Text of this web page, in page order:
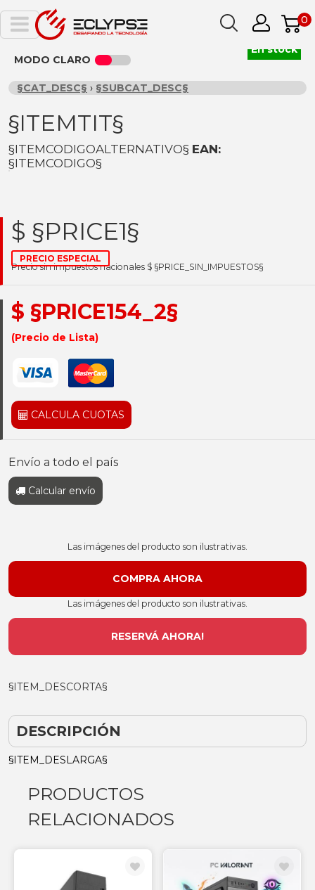
0
MODO CLARO
§CAT_DESC§ › §SUBCAT_DESC§
§ITEMTIT§
§ITEMCODIGOALTERNATIVO§ EAN:
§ITEMCODIGO§
$ §PRICE1§
PRECIO ESPECIAL
Precio sin impuestos nacionales $ §PRICE_SIN_IMPUESTOS§
$ §PRICE154_2§
(Precio de Lista)
CALCULA CUOTAS
Envío a todo el país
Calcular envío
En stock
Las imágenes del producto son ilustrativas.
Las imágenes del producto son ilustrativas.
RESERVÁ AHORA!
§ITEM_DESCORTA§
DESCRIPCIÓN
§ITEM_DESLARGA§
PRODUCTOS
RELACIONADOS